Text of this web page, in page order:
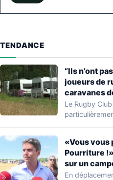
TENDANCE
“Ils n’ont
joueurs de
caravanes
s’installer
délogent en
Le Rugby
«Vous vous
Pourriture
sur un
du voyage
En